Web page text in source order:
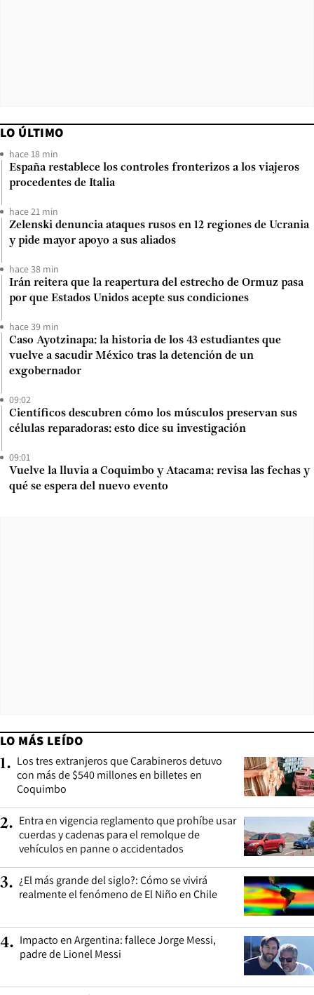
LO ÚLTIMO
hace 18 min
España restablece los controles fronterizos a los viajeros
procedentes de Italia
hace 21 min
Zelenski denuncia ataques rusos en 12 regiones de Ucrania
y pide mayor apoyo a sus aliados
hace 38 min
Irán reitera que la reapertura del estrecho de Ormuz pasa
por que Estados Unidos acepte sus condiciones
hace 39 min
Caso Ayotzinapa: la historia de los 43 estudiantes que
vuelve a sacudir México tras la detención de un
exgobernador
09:02
Científicos descubren cómo los músculos preservan sus
células reparadoras: esto dice su investigación
09:01
Vuelve la lluvia a Coquimbo y Atacama: revisa las fechas y
qué se espera del nuevo evento
LO MÁS LEÍDO
1. Los tres extranjeros que Carabineros detuvo
con más de $540 millones en billetes en
Coquimbo
2. Entra en vigencia reglamento que prohíbe usar
cuerdas y cadenas para el remolque de
vehículos en panne o accidentados
3. ¿El más grande del siglo?: Cómo se vivirá
realmente el fenómeno de El Niño en Chile
4. Impacto en Argentina: fallece Jorge Messi,
padre de Lionel Messi